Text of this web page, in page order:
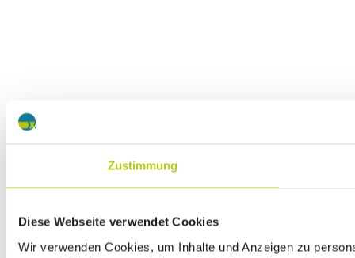
Zustimmung
Diese Webseite verwendet Cookies
Wir verwenden Cookies, um Inhalte und Anzeigen zu